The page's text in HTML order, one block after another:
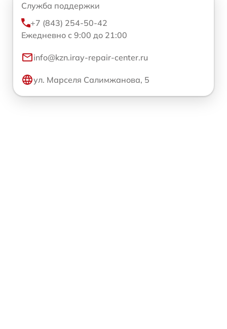
Служба поддержки
+7 (843) 254-50-42
Ежедневно с 9:00 до 21:00
info@kzn.iray-repair-center.ru
ул. Марселя Салимжанова, 5